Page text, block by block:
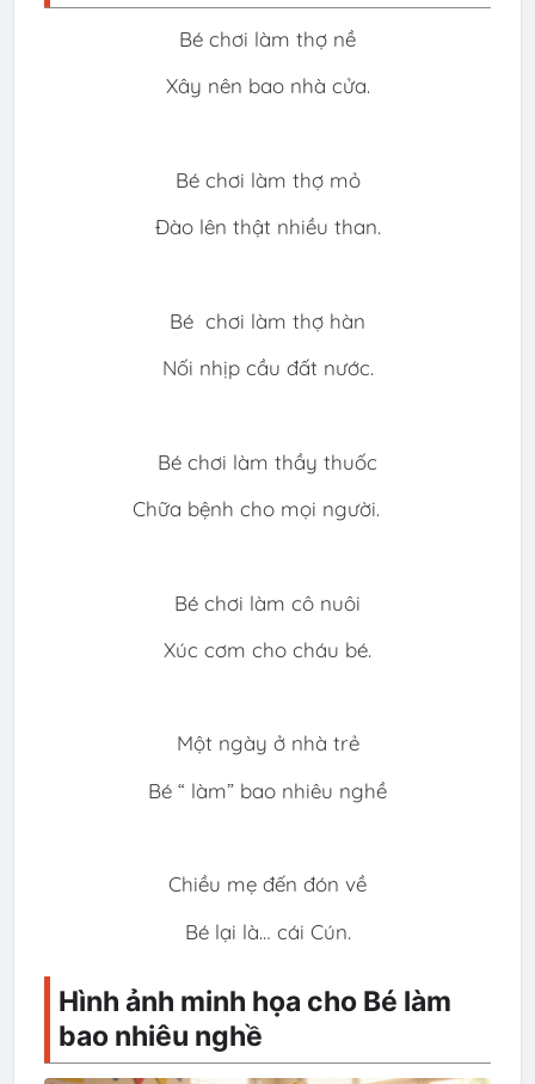
Bé chơi làm thợ nề
Xây nên bao nhà cửa.
Bé chơi làm thợ mỏ
Đào lên thật nhiều than.
Bé chơi làm thợ hàn
Nối nhịp cầu đất nước.
Bé chơi làm thầy thuốc
Chữa bệnh cho mọi người.
Bé chơi làm cô nuôi
Xúc cơm cho cháu bé.
Một ngày ở nhà trẻ
Bé “ làm” bao nhiêu nghề
Chiều mẹ đến đón về
Bé lại là… cái Cún.
Hình ảnh minh họa cho Bé làm
bao nhiêu nghề